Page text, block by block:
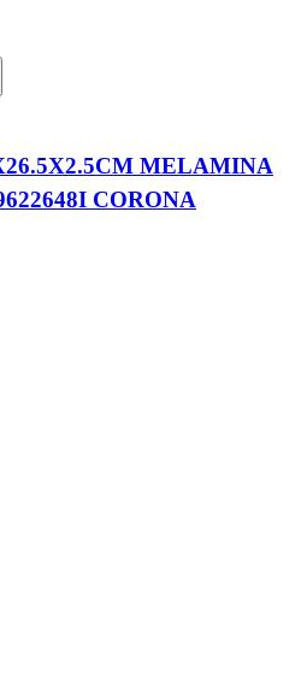
MELAMINA
CORONA